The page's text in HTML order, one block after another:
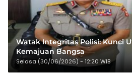
Watak Integritas Polisi: Kunci
Kemajuan Bangsa
Selasa (30/06/2026) - 12:20 WIB